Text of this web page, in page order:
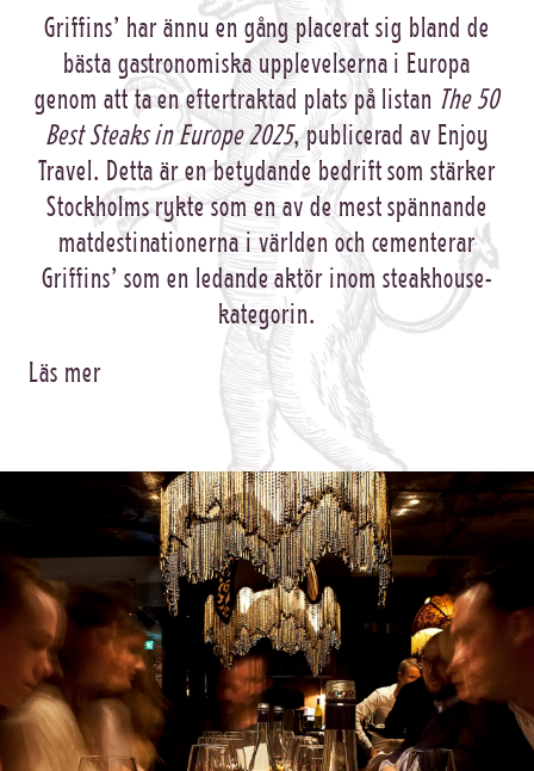
Griffins’ har ännu en gång placerat sig bland de
bästa gastronomiska upplevelserna i Europa
genom att ta en eftertraktad plats på listan The 50
Best Steaks in Europe 2025, publicerad av Enjoy
Travel. Detta är en betydande bedrift som stärker
Stockholms rykte som en av de mest spännande
matdestinationerna i världen och cementerar
Griffins’ som en ledande aktör inom steakhouse-
kategorin.
Läs mer